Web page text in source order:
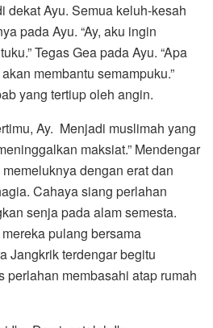
dekat Ayu. Semua keluh-kesah
pada Ayu. “Ay, aku ingin
Tegas Gea pada Ayu. “Apa
membantu semampuku.”
yang tertiup oleh angin.
Ay. Menjadi muslimah yang
maksiat.” Mendengar
dengan erat dan
Cahaya siang perlahan
senja pada alam semesta.
pulang bersama
Jangkrik terdengar begitu
perlahan membasahi atap rumah